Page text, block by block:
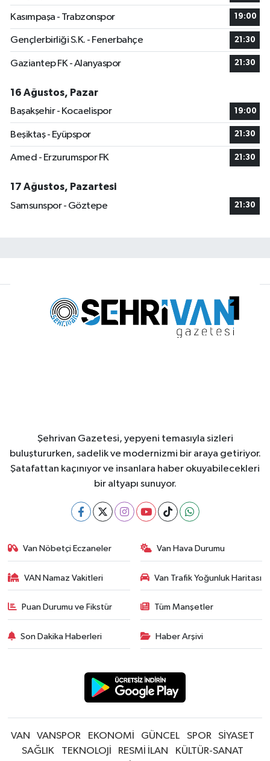
Kasımpaşa - Trabzonspor 19:00
Gençlerbirliği S.K. - Fenerbahçe 21:30
Gaziantep FK - Alanyaspor 21:30
16 Ağustos, Pazar
Başakşehir - Kocaelispor
19:00
Beşiktaş - Eyüpspor 21:30
Amed - Erzurumspor FK 21:30
17 Ağustos, Pazartesi
Samsunspor - Göztepe
21:30
Şehrivan Gazetesi, yepyeni temasıyla sizleri
buluştururken, sadelik ve modernizmi bir araya getiriyor.
Şatafattan kaçınıyor ve insanlara haber okuyabilecekleri
bir altyapı sunuyor.
Van Nöbetçi Eczaneler Van Hava Durumu
VAN Namaz Vakitleri Van Trafik Yoğunluk Haritası
Puan Durumu ve Fikstür Tüm Manşetler
Son Dakika Haberleri Haber Arşivi
VAN VANSPOR EKONOMİ GÜNCEL SPOR
SİYASET
SAĞLIK
TEKNOLOJİ RESMİ İLAN KÜLTÜR-SANAT